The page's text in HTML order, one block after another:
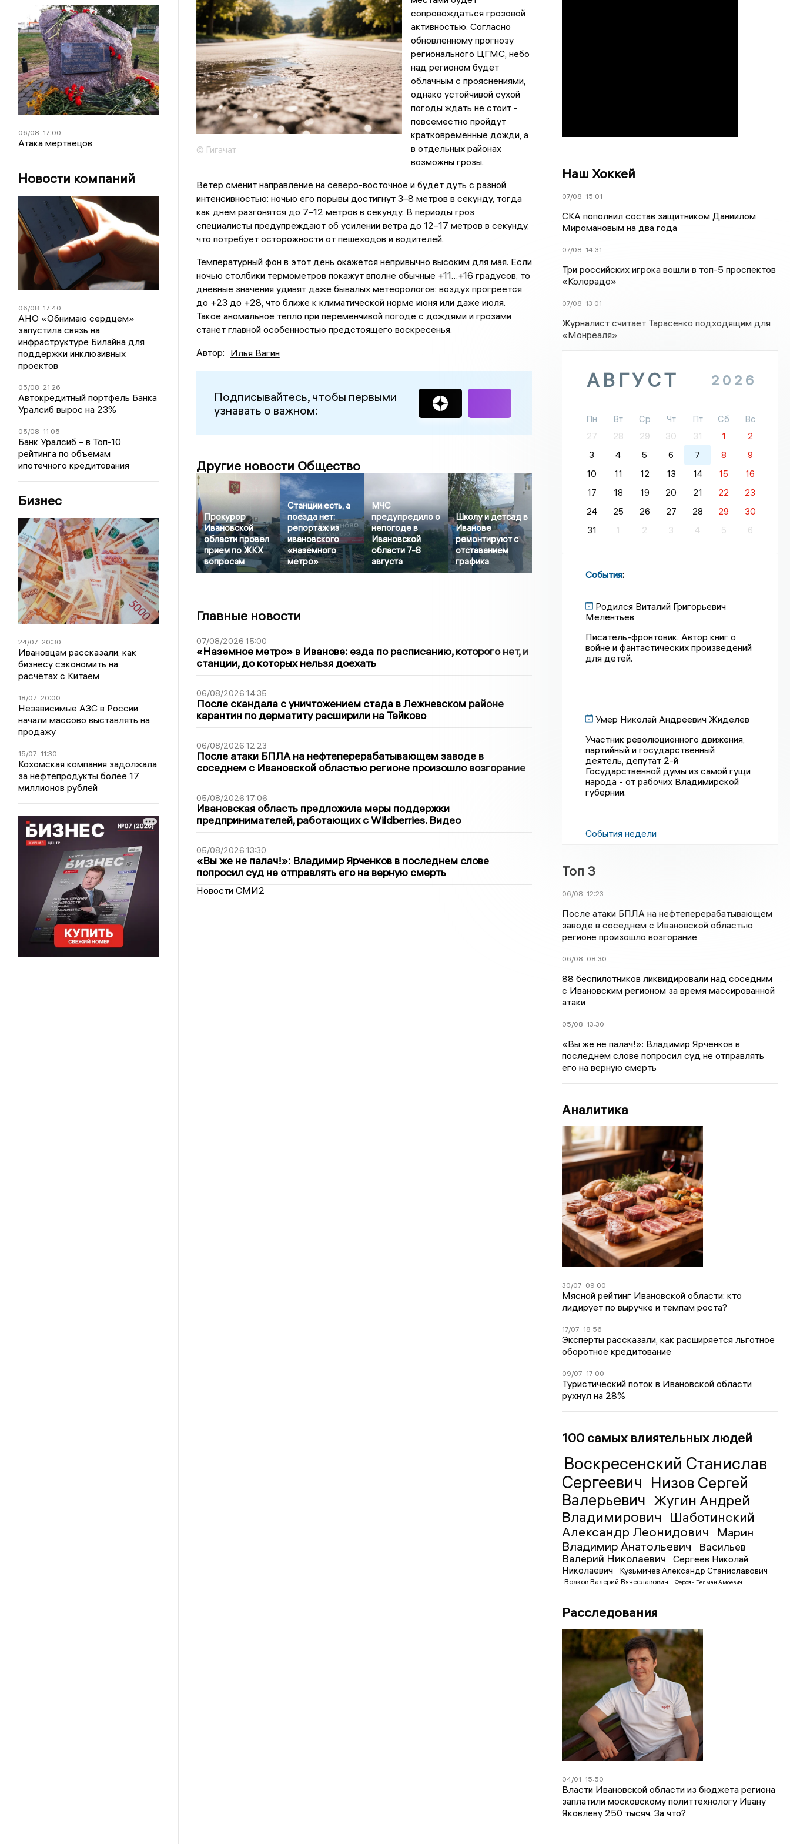
06/08 17:00
Атака мертвецов
Новости компаний
06/08 17:40
АНО «Обнимаю сердцем»
запустила связь на
инфраструктуре Билайна для
поддержки инклюзивных
проектов
05/08 21:26
Автокредитный портфель Банка
Уралсиб вырос на 23%
05/08 11:05
Банк Уралсиб – в Топ-10
рейтинга по объемам
ипотечного кредитования
Бизнес
24/07 20:30
Ивановцам рассказали, как
бизнесу сэкономить на
расчётах с Китаем
18/07 20:00
Независимые АЗС в России
начали массово выставлять на
продажу
15/07 11:30
Кохомская компания задолжала
за нефтепродукты более 17
миллионов рублей
© Гигачат
сопровождаться грозовой
активностью. Согласно
обновленному прогнозу
регионального ЦГМС, небо
над регионом будет
облачным с прояснениями,
однако устойчивой сухой
погоды ждать не стоит -
повсеместно пройдут
кратковременные дожди, а
в отдельных районах
возможны грозы.
Ветер сменит направление на северо-восточное и будет дуть с разной
интенсивностью: ночью его порывы достигнут 3–8 метров в секунду, тогда
как днем разгонятся до 7–12 метров в секунду. В периоды гроз
специалисты предупреждают об усилении ветра до 12–17 метров в секунду,
что потребует осторожности от пешеходов и водителей.
Температурный фон в этот день окажется непривычно высоким для мая. Если
ночью столбики термометров покажут вполне обычные +11…+16 градусов, то
дневные значения удивят даже бывалых метеорологов: воздух прогреется
до +23 до +28, что ближе к климатической норме июня или даже июля.
Такое аномальное тепло при переменчивой погоде с дождями и грозами
станет главной особенностью предстоящего воскресенья.
Автор: Илья Вагин
Подписывайтесь, чтобы первыми
узнавать о важном:
Другие новости Общество
Прокурор
Ивановской
области провел
прием по ЖКХ
вопросам
Станции есть, а
поезда нет:
репортаж из
ивановского
«наземного
метро»
МЧС
предупредило о
непогоде в
Ивановской
области 7-8
августа
Школу и детсад в
Иванове
ремонтируют с
отставанием
графика
Главные новости
07/08/2026 15:00
«Наземное метро» в Иванове: езда по расписанию, которого нет, и
станции, до которых нельзя доехать
06/08/2026 14:35
После скандала с уничтожением стада в Лежневском районе
карантин по дерматиту расширили на Тейково
06/08/2026 12:23
После атаки БПЛА на нефтеперерабатывающем заводе в
соседнем с Ивановской областью регионе произошло возгорание
05/08/2026 17:06
Ивановская область предложила меры поддержки
предпринимателей, работающих с Wildberries. Видео
05/08/2026 13:30
«Вы же не палач!»: Владимир Ярченков в последнем слове
попросил суд не отправлять его на верную смерть
Новости СМИ2
Наш Хоккей
07/08 15:01
СКА пополнил состав защитником Даниилом
Миромановым на два года
07/08 14:31
Три российских игрока вошли в топ-5 проспектов
«Колорадо»
07/08 13:01
Журналист считает Тарасенко подходящим для
«Монреаля»
АВГУСТ 2026
Пн Вт Ср Чт Пт Сб
Вс
27
28 29 30 31 1
2
3
4 5 6 7 8
9
10
11 12 13 14 15
16
17
18 19 20 21 22
23
24
25 26 27 28 29
30
31
1 2 3 4 5 6
События:
Родился Виталий Григорьевич
Мелентьев
Писатель-фронтовик. Автор книг о
войне и фантастических произведений
для детей.
Умер Николай Андреевич Жиделев
Участник революционного движения,
партийный и государственный
деятель, депутат 2-й
Государственной думы из самой гущи
народа - от рабочих Владимирской
губернии.
События недели
Топ 3
06/08 12:23
После атаки БПЛА на нефтеперерабатывающем
заводе в соседнем с Ивановской областью
регионе произошло возгорание
06/08 08:30
88 беспилотников ликвидировали над соседним
с Ивановским регионом за время массированной
атаки
05/08 13:30
«Вы же не палач!»: Владимир Ярченков в
последнем слове попросил суд не отправлять
его на верную смерть
Аналитика
30/07 09:00
Мясной рейтинг Ивановской области: кто
лидирует по выручке и темпам роста?
17/07 18:56
Эксперты рассказали, как расширяется льготное
оборотное кредитование
09/07 17:00
Туристический поток в Ивановской области
рухнул на 28%
100 самых влиятельных людей
Воскресенский Станислав
Сергеевич Низов Сергей
Валерьевич Жугин Андрей
Владимирович
Шаботинский
Александр Леонидович
Марин
Владимир Анатольевич
Васильев
Валерий Николаевич
Сергеев Николай
Николаевич
Кузьмичев Александр Станиславович
Волков Валерий Вячеславович Фероян Телман Амоевич
Расследования
04/01 15:50
Власти Ивановской области из бюджета региона
заплатили московскому политтехнологу Ивану
Яковлеву 250 тысяч. За что?